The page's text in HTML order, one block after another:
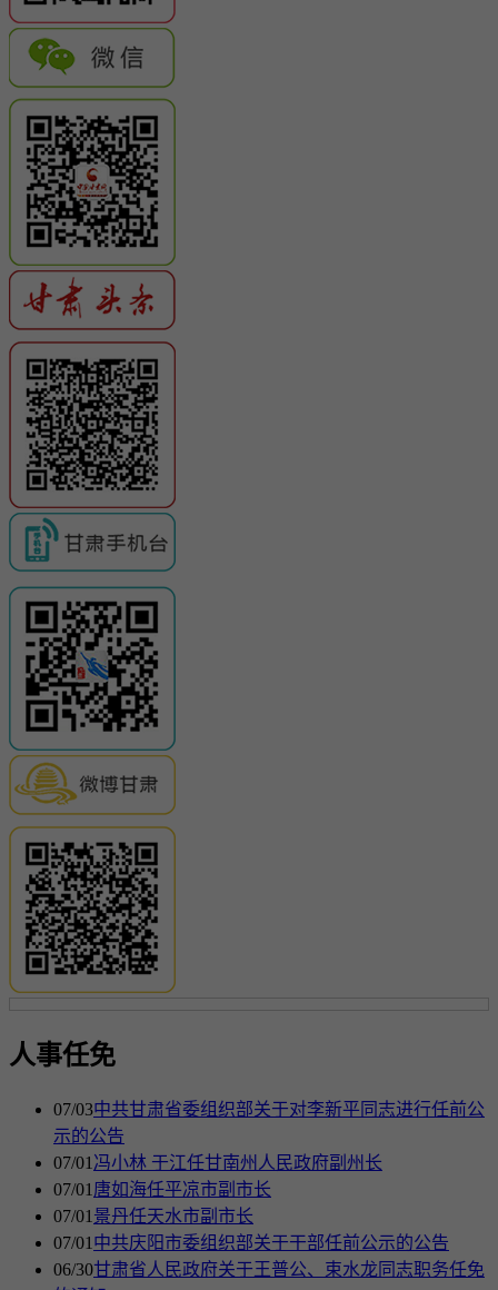
人事任免
07/03中共甘肃省委组织部关于对李新平同志进行任前公
示的公告
07/01 冯小林 于江任甘南州人民政府副州长
07/01 唐如海任平凉市副市长
07/01 景丹任天水市副市长
07/01 中共庆阳市委组织部关于干部任前公示的公告
06/30甘肃省人民政府关于王普公、束水龙同志职务任免